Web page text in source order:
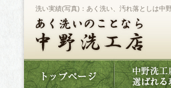
洗い実績(写真)：あく洗い、汚れ落としは中